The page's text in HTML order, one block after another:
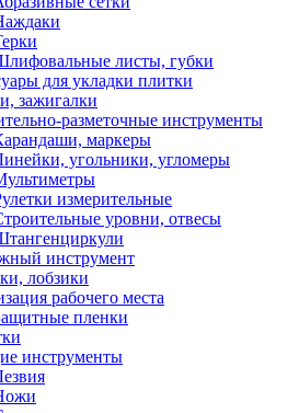
листы, губки
для укладки плитки
зажигалки
разметочные инструменты
маркеры
угольники, угломеры
измерительные
уровни, отвесы
инструмент
лобзики
рабочего места
пленки
инструменты